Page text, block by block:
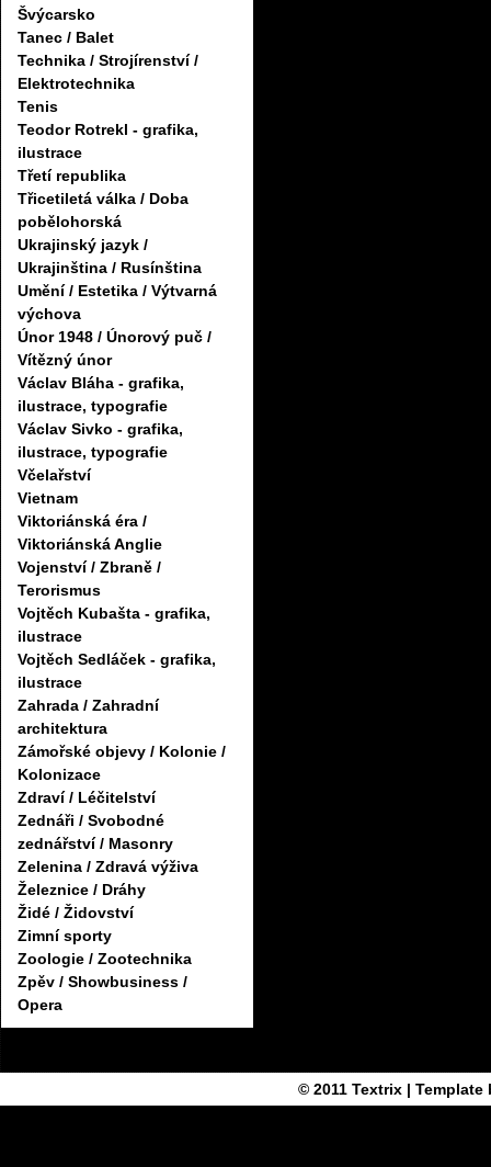
Švýcarsko
Tanec / Balet
Technika / Strojírenství /
Elektrotechnika
Tenis
Teodor Rotrekl - grafika,
ilustrace
Třetí republika
Třicetiletá válka / Doba
pobělohorská
Ukrajinský jazyk /
Ukrajinština / Rusínština
Umění / Estetika / Výtvarná
výchova
Únor 1948 / Únorový puč /
Vítězný únor
Václav Bláha - grafika,
ilustrace, typografie
Václav Sivko - grafika,
ilustrace, typografie
Včelařství
Vietnam
Viktoriánská éra /
Viktoriánská Anglie
Vojenství / Zbraně /
Terorismus
Vojtěch Kubašta - grafika,
ilustrace
Vojtěch Sedláček - grafika,
ilustrace
Zahrada / Zahradní
architektura
Zámořské objevy / Kolonie /
Kolonizace
Zdraví / Léčitelství
Zednáři / Svobodné
zednářství / Masonry
Zelenina / Zdravá výživa
Železnice / Dráhy
Židé / Židovství
Zimní sporty
Zoologie / Zootechnika
Zpěv / Showbusiness /
Opera
© 2011 Textrix| Template